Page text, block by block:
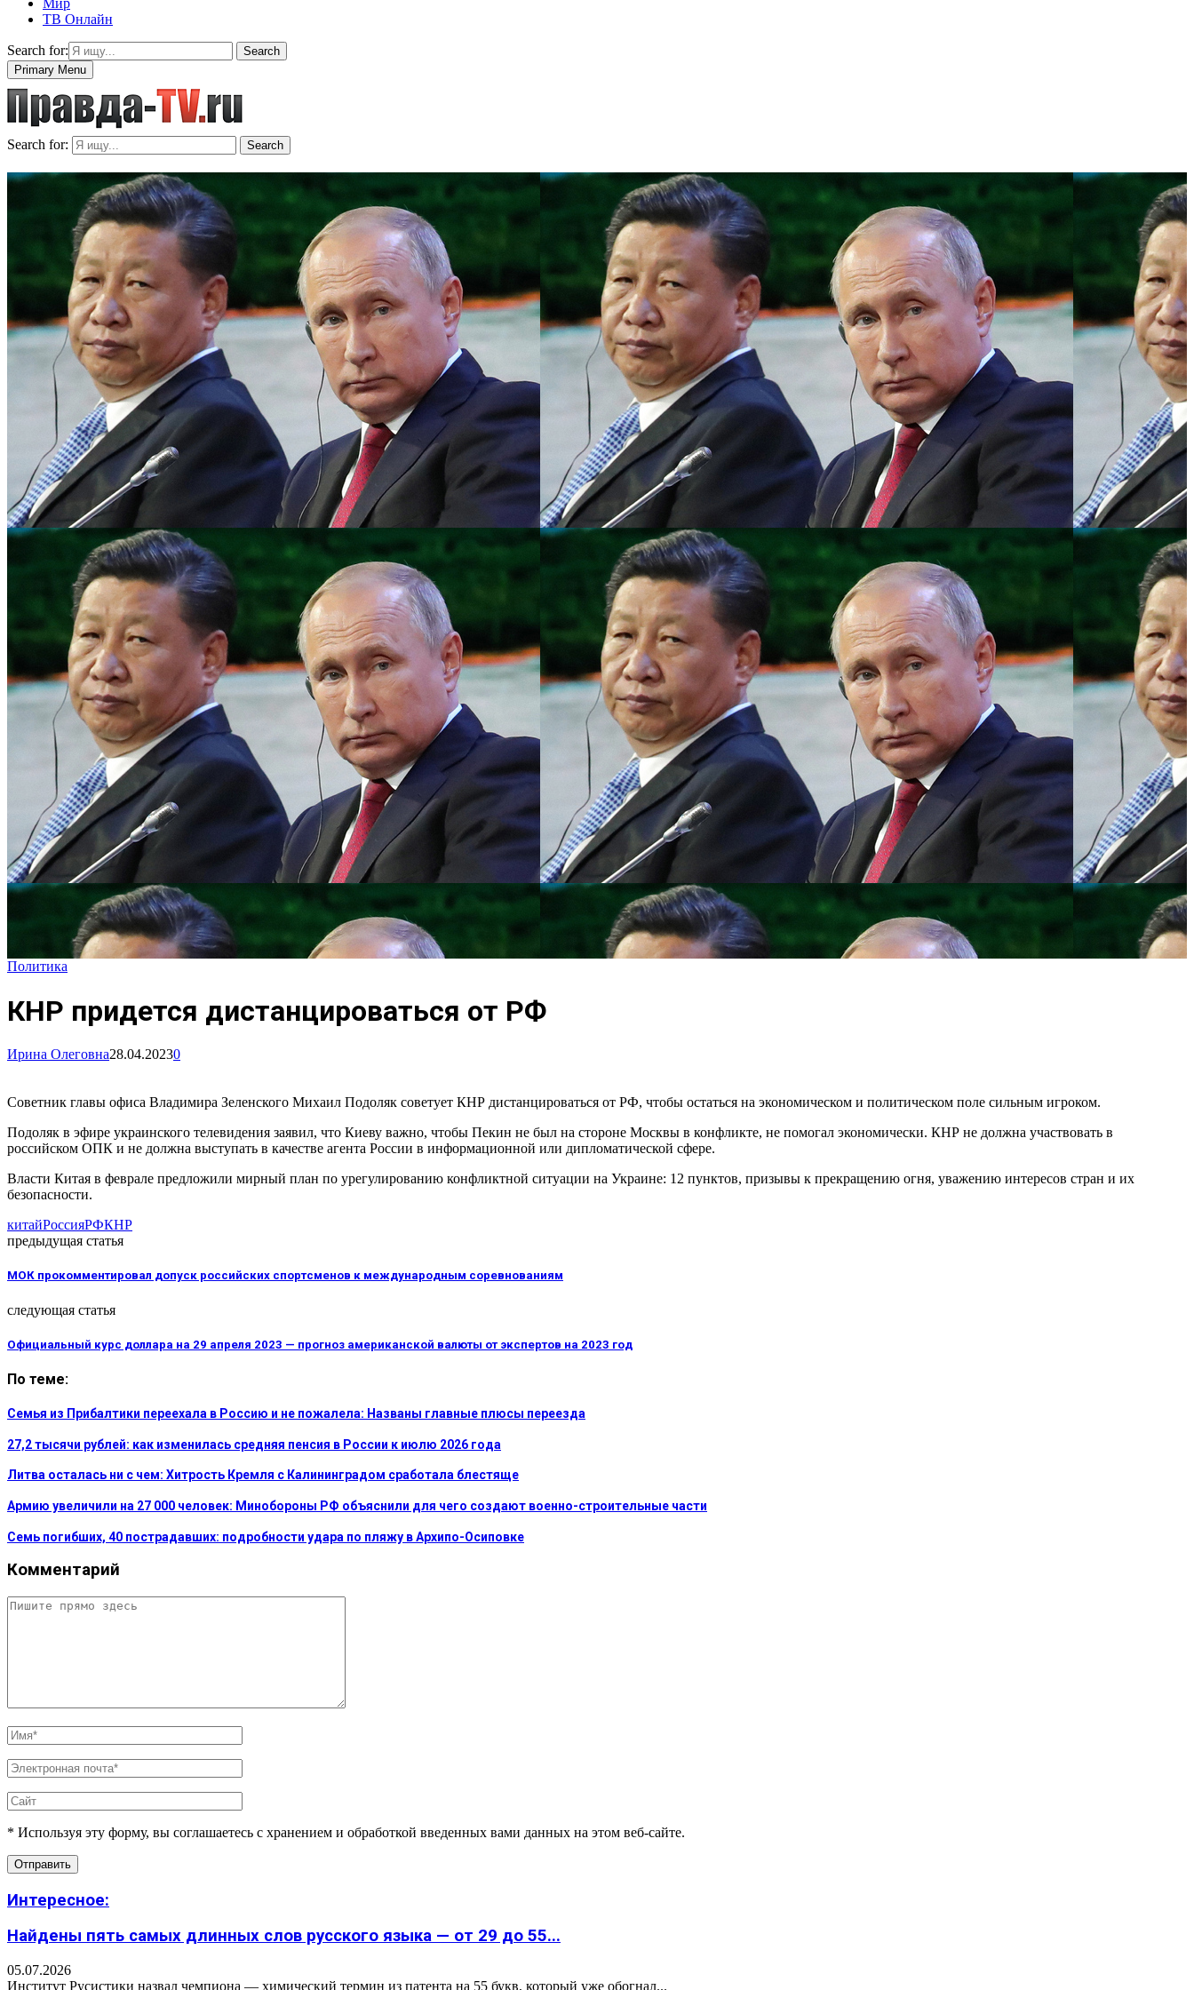
Мир
ТВ Онлайн
Search for:
Search
Primary Menu
Search for: Search
Политика
КНР придется дистанцироваться от РФ
Ирина Олеговна28.04.20230
Советник главы офиса Владимира Зеленского Михаил Подоляк советует КНР дистанцироваться от РФ, чтобы остаться на экономическом и политическом поле сильным игроком.
Подоляк в эфире украинского телевидения заявил, что Киеву важно, чтобы Пекин не был на стороне Москвы в конфликте, не помогал экономически. КНР не должна участвовать в
российском ОПК и не должна выступать в качестве агента России в информационной или дипломатической сфере.
Власти Китая в феврале предложили мирный план по урегулированию конфликтной ситуации на Украине: 12 пунктов, призывы к прекращению огня, уважению интересов стран и их
безопасности.
китайРоссияРФКНР
предыдущая статья
МОК прокомментировал допуск российских спортсменов к международным соревнованиям
следующая статья
Официальный курс доллара на 29 апреля 2023 — прогноз американской валюты от экспертов на 2023 год
По теме:
Семья из Прибалтики переехала в Россию и не пожалела: Названы главные плюсы переезда
27,2 тысячи рублей: как изменилась средняя пенсия в России к июлю 2026 года
Литва осталась ни с чем: Хитрость Кремля с Калининградом сработала блестяще
Армию увеличили на 27 000 человек: Минобороны РФ объяснили для чего создают военно-строительные части
Семь погибших, 40 пострадавших: подробности удара по пляжу в Архипо-Осиповке
Комментарий
* Используя эту форму, вы соглашаетесь с хранением и обработкой введенных вами данных на этом веб-сайте.
Интересное:
Найдены пять самых длинных слов русского языка — от 29 до 55...
05.07.2026
Институт Русистики назвал чемпиона — химический термин из патента на 55 букв, который уже обогнал...